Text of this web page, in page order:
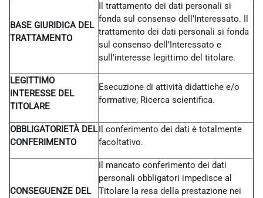
BASE GIURIDICA DEL
TRATTAMENTO
Il trattamento dei dati personali si
fonda sul consenso dell’Interessato. Il
trattamento dei dati personali si fonda
sul consenso dell’Interessato e
sull'interesse legittimo del titolare.
LEGITTIMO
INTERESSE DEL
TITOLARE
Esecuzione di attività didattiche e/o
formative; Ricerca scientifica.
OBBLIGATORIETÀ DEL
CONFERIMENTO
Il conferimento dei dati è totalmente
facoltativo.
CONSEGUENZE DEL
Il mancato conferimento dei dati
personali obbligatori impedisce al
Titolare la resa della prestazione nei